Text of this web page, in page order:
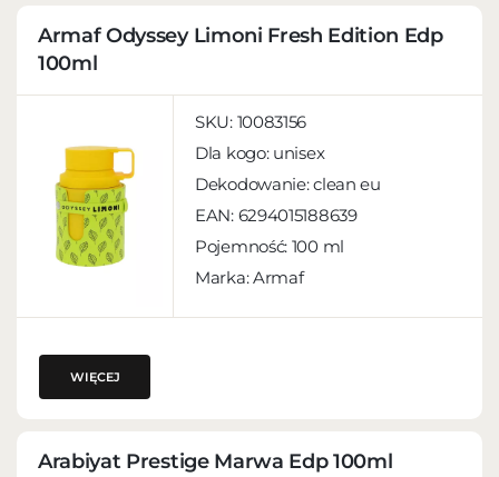
Armaf Odyssey Limoni Fresh Edition Edp
100ml
SKU: 10083156
Dla kogo: unisex
Dekodowanie:clean eu
EAN: 6294015188639
Pojemność: 100 ml
Marka: Armaf
WIĘCEJ
Arabiyat Prestige Marwa Edp 100ml